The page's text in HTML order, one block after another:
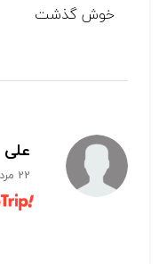
خوش گذشت
علی
22 مرداد 1402